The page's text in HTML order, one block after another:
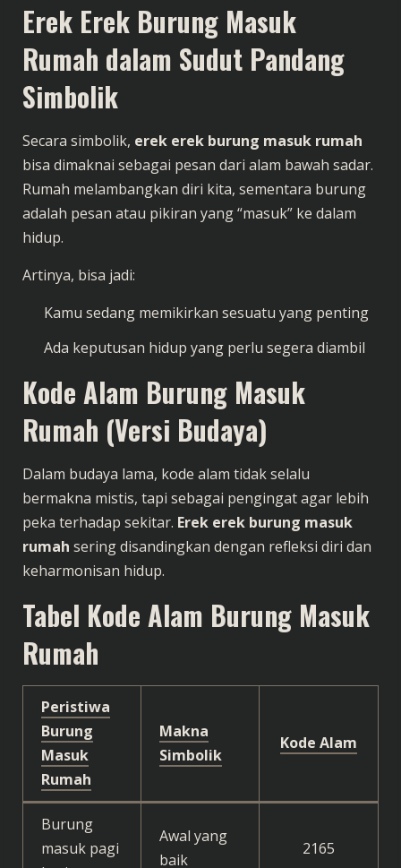
Erek Erek Burung Masuk
Rumah dalam Sudut Pandang
Simbolik
Secara simbolik, erek erek burung masuk rumah
bisa dimaknai sebagai pesan dari alam bawah sadar.
Rumah melambangkan diri kita, sementara burung
adalah pesan atau pikiran yang “masuk” ke dalam
hidup.
Artinya, bisa jadi:
Kamu sedang memikirkan sesuatu yang penting
Ada keputusan hidup yang perlu segera diambil
Kode Alam Burung Masuk
Rumah (Versi Budaya)
Dalam budaya lama, kode alam tidak selalu
bermakna mistis, tapi sebagai pengingat agar lebih
peka terhadap sekitar. Erek erek burung masuk
rumah sering disandingkan dengan refleksi diri dan
keharmonisan hidup.
Tabel Kode Alam Burung Masuk
Rumah
Peristiwa
Burung
Masuk
Rumah
Makna
Simbolik
Kode Alam
Burung
masuk pagi
Awal yang
baik
2165